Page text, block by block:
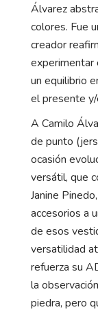
Álvarez
colores. Fue
creador
experimentar
un equilibrio
el presente
A Camilo
de punto
ocasión
versátil, que
Janine
accesorios a
de esos
versatilidad
refuerza su
la
piedra, pero